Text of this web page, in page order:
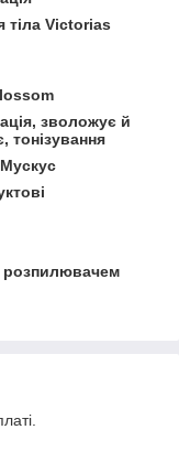
тіла Victorias
зволожує й
тонізування
розпилювачем